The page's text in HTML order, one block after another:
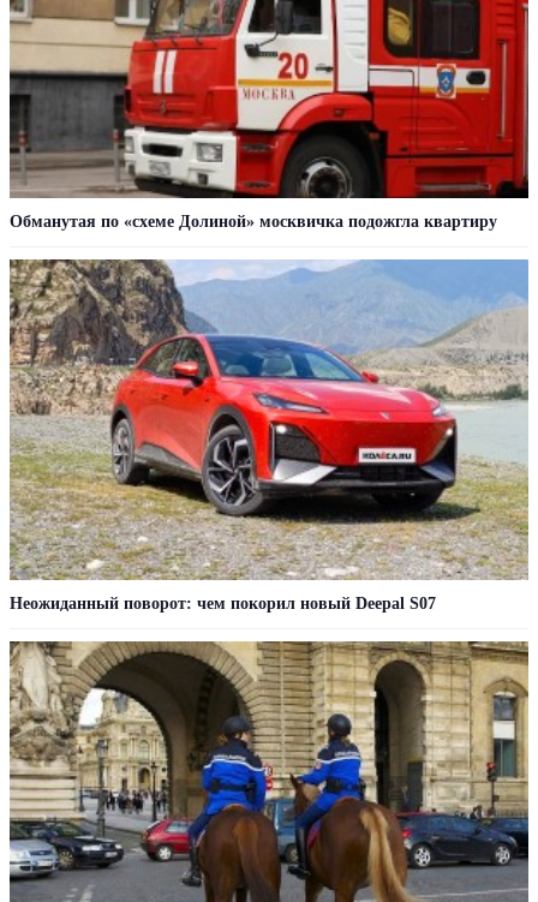
Обманутая по «схеме Долиной» москвичка подожгла квартиру
Неожиданный поворот: чем покорил новый Deepal S07